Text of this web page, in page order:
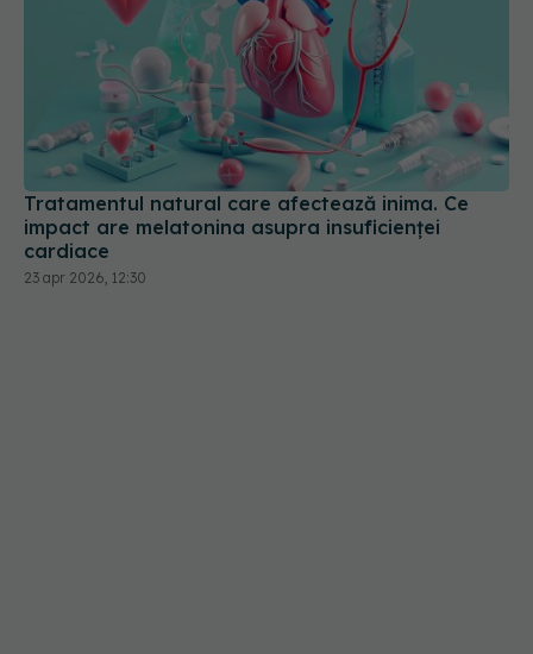
Tratamentul natural care afectează inima. Ce
impact are melatonina asupra insuficienței
cardiace
23 apr 2026, 12:30